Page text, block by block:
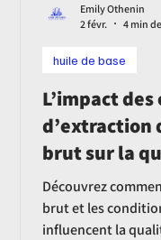
L’impact
d’extraction
brut sur la
huiles de
Découvrez
brut et les
influencent la
huile de base
Emily Othenin
2 févr.
4 min